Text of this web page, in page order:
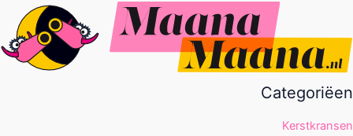
Categoriëen
Kerstkransen